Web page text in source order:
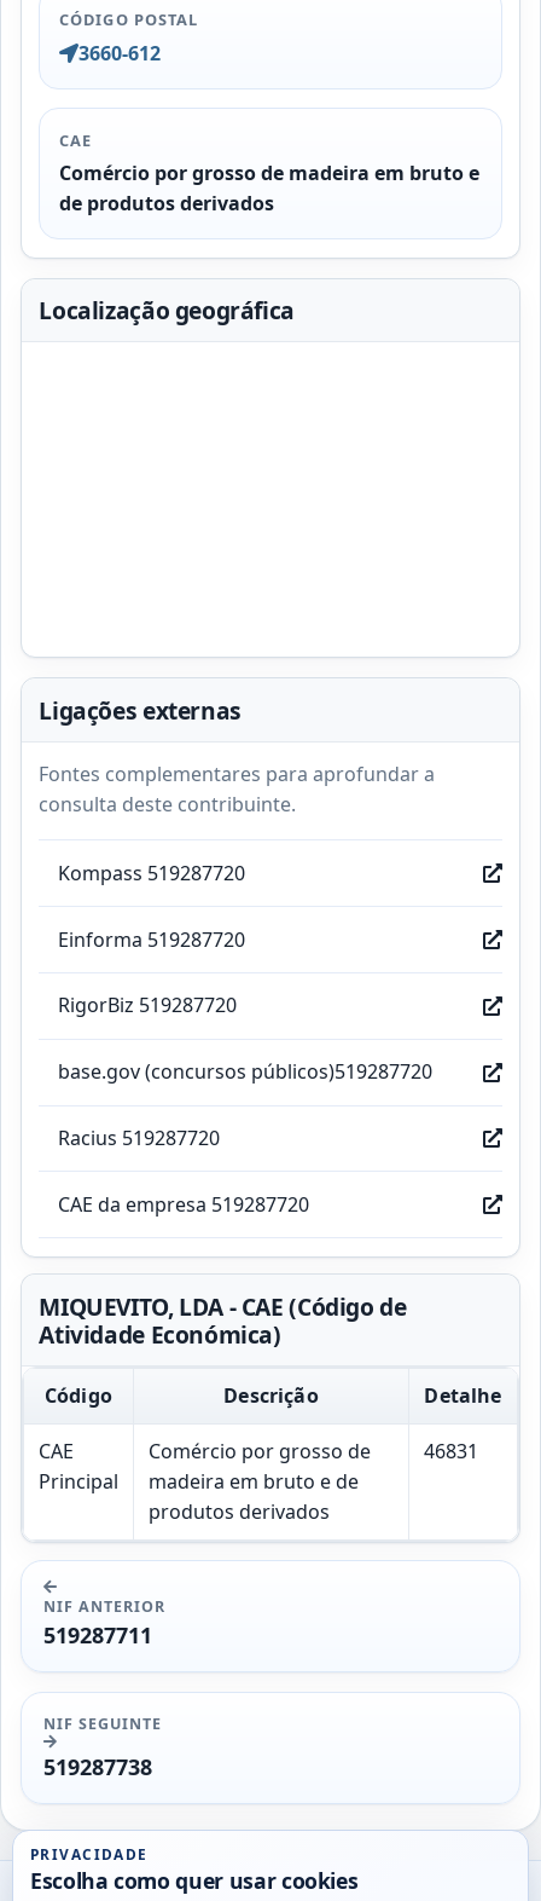
CÓDIGO POSTAL
3660-612
CAE
Comércio por grosso de madeira em bruto e
de produtos derivados
Localização geográfica
Ligações externas
Fontes complementares para aprofundar a
consulta deste contribuinte.
Kompass 519287720
Einforma 519287720
RigorBiz 519287720
base.gov (concursos públicos)519287720
Racius 519287720
CAE da empresa 519287720
MIQUEVITO, LDA - CAE (Código de
Atividade Económica)
Código Descrição Detalhe
CAE
Principal
Comércio por grosso de
madeira em bruto e de
produtos derivados
46831
NIF ANTERIOR
519287711
NIF SEGUINTE
519287738
Utils
PRIVACIDADE
Escolha como quer usar cookies